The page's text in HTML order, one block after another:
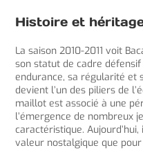
Histoire et
La saison 2010-2011 voit
son statut de cadre défensif
endurance, sa régularité et
devient l’un des piliers de
maillot est associé à une
l’émergence de nombreux
caractéristique.
valeur nostalgique que